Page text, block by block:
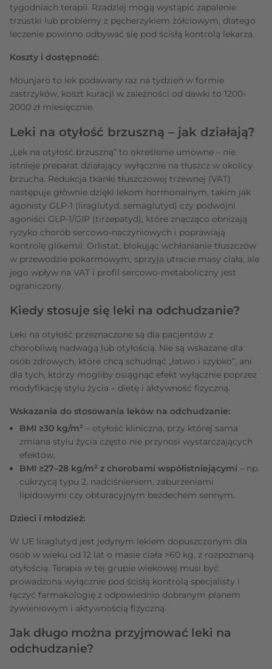
tygodniach terapii. Rzadziej mogą wystąpić zapalenie
trzustki lub problemy z pęcherzykiem żółciowym, dlatego
leczenie powinno odbywać się pod ścisłą kontrolą lekarza.
Koszty i dostępność:
Mounjaro to lek podawany raz na tydzień w formie
zastrzyków, koszt kuracji w zależności od dawki to 1200-
2000 zł miesięcznie.
Leki na otyłość brzuszną – jak działają?
„Lek na otyłość brzuszną” to określenie umowne – nie
istnieje preparat działający wyłącznie na tłuszcz w okolicy
brzucha. Redukcja tkanki tłuszczowej trzewnej (VAT)
następuje głównie dzięki lekom hormonalnym, takim jak
agonisty GLP‑1 (liraglutyd, semaglutyd) czy podwójni
agoniści GLP‑1/GIP (tirzepatyd), które znacząco obniżają
ryzyko chorób sercowo‑naczyniowych i poprawiają
kontrolę glikemii. Orlistat, blokując wchłanianie tłuszczów
w przewodzie pokarmowym, sprzyja utracie masy ciała, ale
jego wpływ na VAT i profil sercowo‑metaboliczny jest
ograniczony.
Kiedy stosuje się leki na odchudzanie?
Leki na otyłość przeznaczone są dla pacjentów z
chorobliwą nadwagą lub otyłością. Nie są wskazane dla
osób zdrowych, które chcą schudnąć „łatwo i szybko”, ani
dla tych, którzy mogliby osiągnąć efekt wyłącznie poprzez
modyfikację stylu życia – dietę i aktywność fizyczną.
Wskazania do stosowania leków na odchudzanie:
BMI ≥30 kg/m² – otyłość kliniczna, przy której sama
zmiana stylu życia często nie przynosi wystarczających
efektów,
BMI ≥27–28 kg/m² z chorobami współistniejącymi – np.
cukrzycą typu 2, nadciśnieniem, zaburzeniami
lipidowymi czy obturacyjnym bezdechem sennym.
Dzieci i młodzież:
W UE liraglutyd jest jedynym lekiem dopuszczonym dla
osób w wieku od 12 lat o masie ciała >60 kg, z rozpoznaną
otyłością. Terapia w tej grupie wiekowej musi być
prowadzona wyłącznie pod ścisłą kontrolą specjalisty i
łączyć farmakologię z odpowiednio dobranym planem
żywieniowym i aktywnością fizyczną.
Jak długo można przyjmować leki na
odchudzanie?